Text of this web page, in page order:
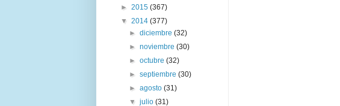
► 2015 (367)
▼ 2014 (377)
►diciembre(32)
►noviembre(30)
►octubre(32)
►septiembre(30)
►agosto(31)
▼julio(31)